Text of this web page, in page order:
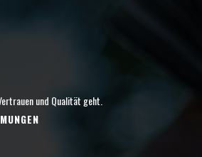
und Qualität geht.